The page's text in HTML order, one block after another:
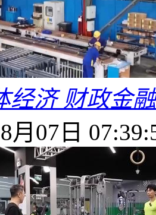
经济 财政金
月07日